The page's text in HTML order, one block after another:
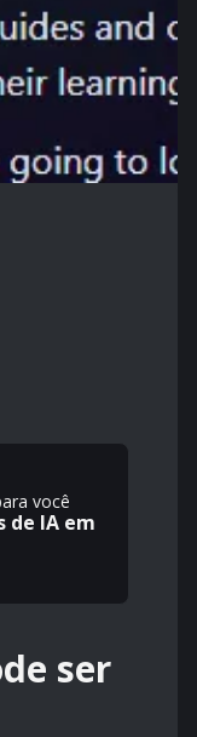
você
de IA em
ser